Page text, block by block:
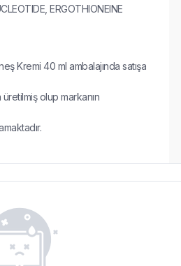
ERGOTHIONEINE
Kremi 40 ml ambalajında satışa
olup markanın